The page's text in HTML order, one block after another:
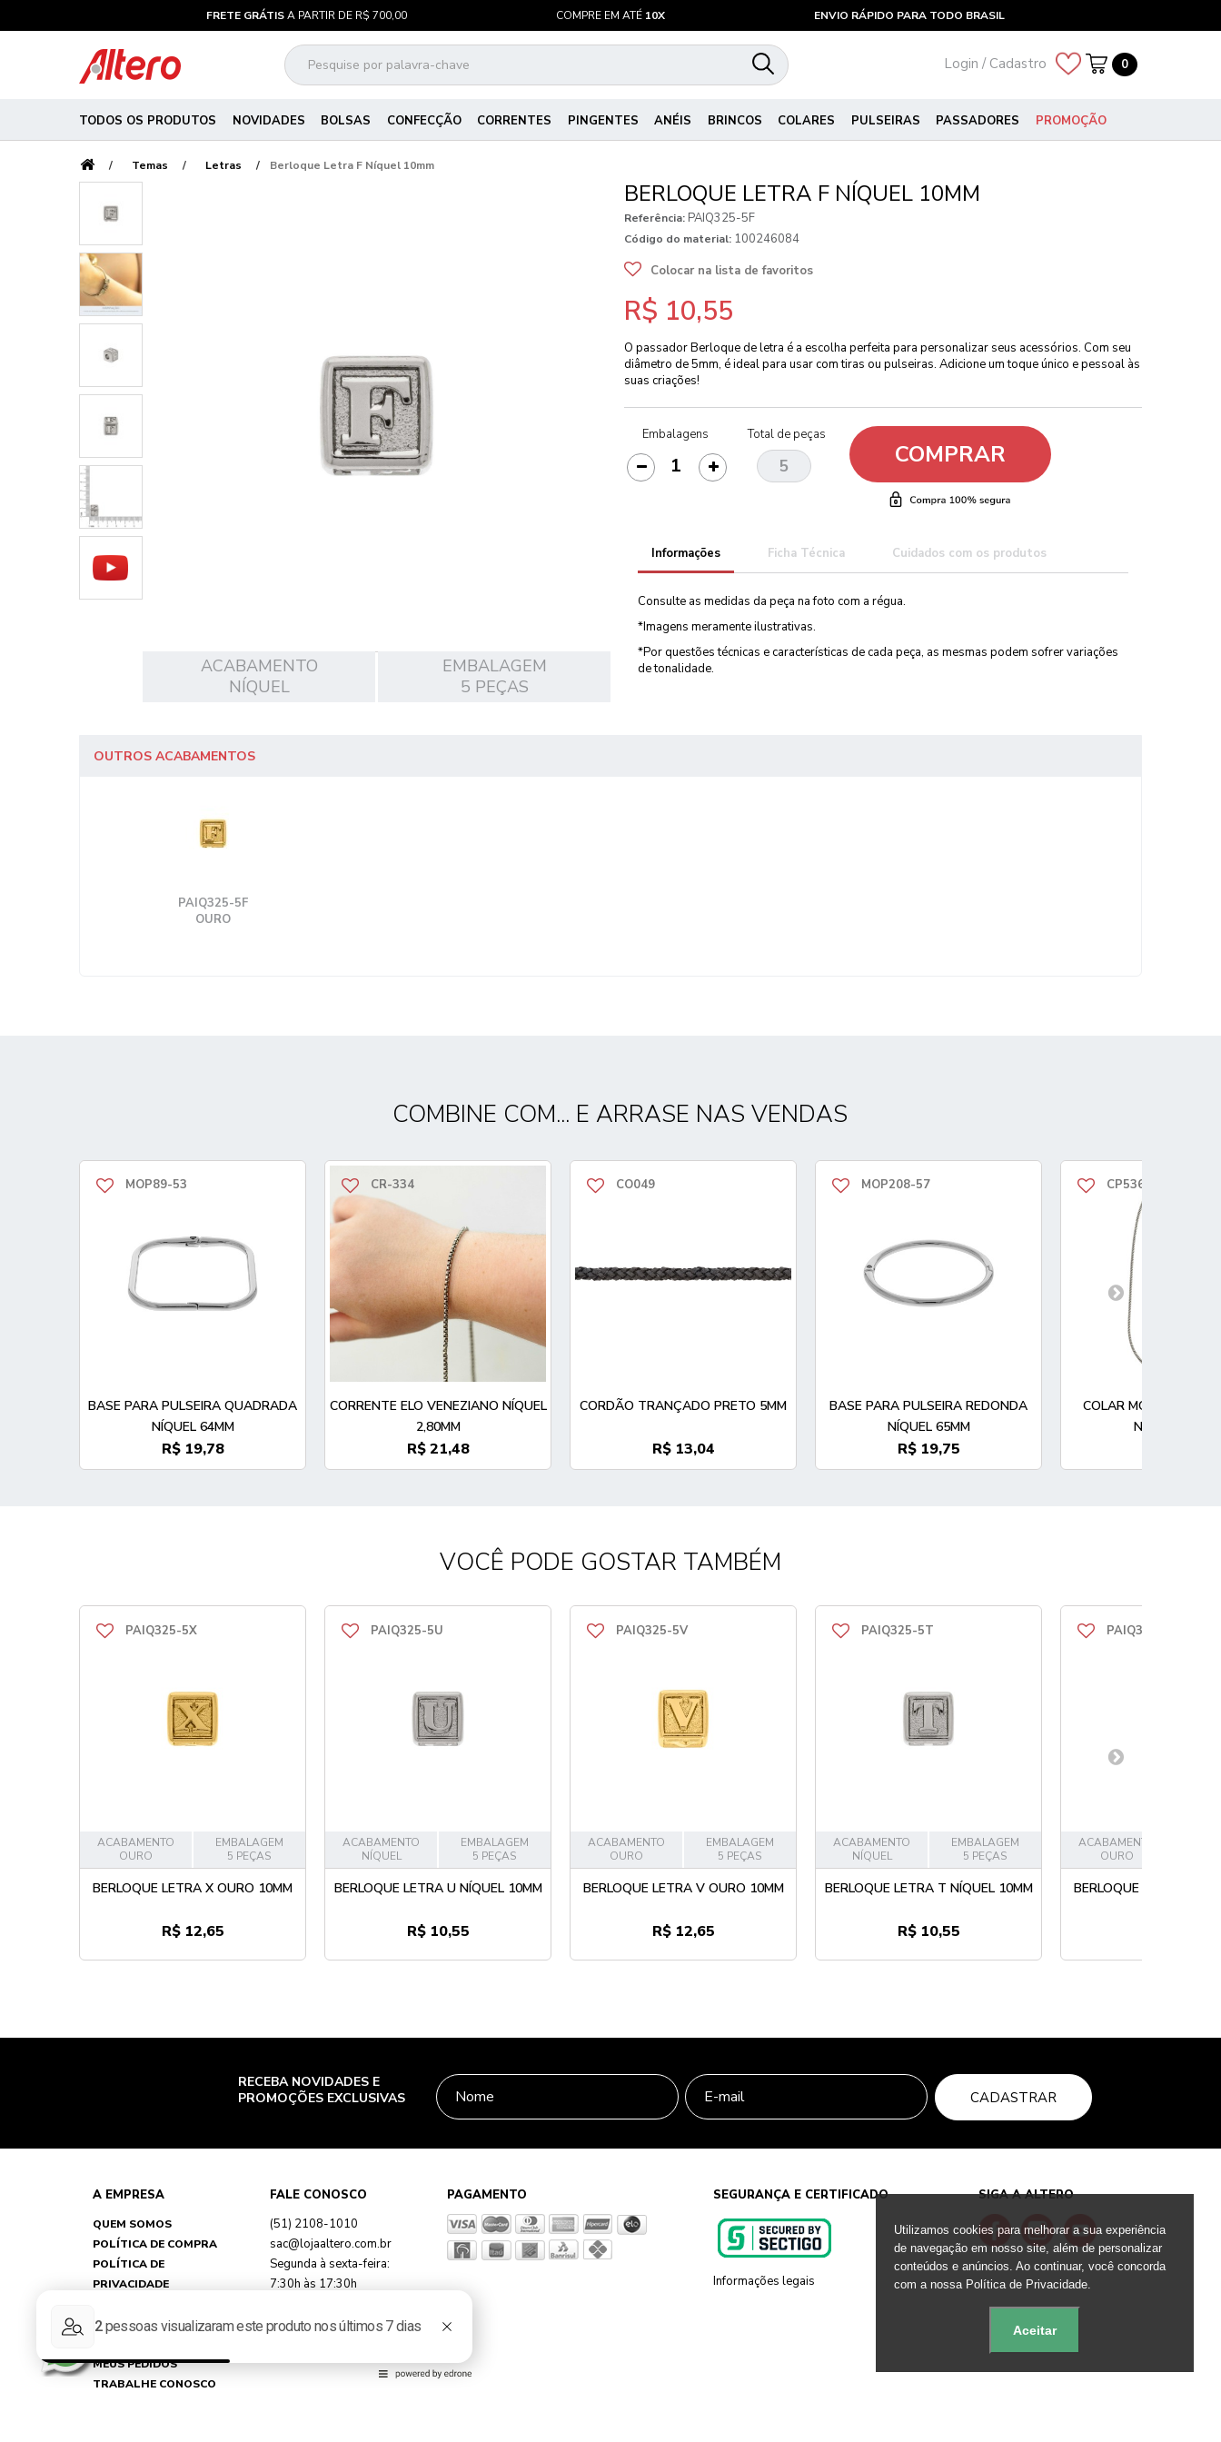
FRETE GRÁTISA PARTIR DE R$ 700,00 COMPRE EM ATÉ 10X ENVIO RÁPIDO PARA TODO BRASIL
Login / Cadastro 0
TODOS OS PRODUTOS NOVIDADES BOLSAS CONFECÇÃO CORRENTES PINGENTES ANÉIS BRINCOS COLARES PULSEIRAS PASSADORES PROMOÇÃO
Temas Letras Berloque Letra F Níquel 10mm
ACABAMENTO
NÍQUEL
EMBALAGEM
5 PEÇAS
BERLOQUE LETRA F NÍQUEL 10MM
Referência: PAIQ325-5F
Código do material: 100246084
Colocar na lista de favoritos
R$ 10,55
O passador Berloque de letra é a escolha perfeita para personalizar seus acessórios. Com seu
diâmetro de 5mm, é ideal para usar com tiras ou pulseiras. Adicione um toque único e pessoal às
suas criações!
Embalagens Total de peças
COMPRAR
Informações Ficha Técnica Cuidados com os produtos
Consulte as medidas da peça na foto com a régua.
*Imagens meramente ilustrativas.
*Por questões técnicas e características de cada peça, as mesmas podem sofrer variações
de tonalidade.
OUTROS ACABAMENTOS
PAIQ325-5F
OURO
COMBINE COM... E ARRASE NAS VENDAS
MOP89-53
BASE PARA PULSEIRA QUADRADA
NÍQUEL 64MM
R$ 19,78
CR-334
CORRENTE ELO VENEZIANO NÍQUEL
2,80MM
R$ 21,48
CO049
CORDÃO TRANÇADO PRETO 5MM
R$ 13,04
MOP208-57
BASE PARA PULSEIRA REDONDA
NÍQUEL 65MM
R$ 19,75
CP5365
COLAR MONTADO
NÍQUEL 40CM
VOCÊ PODE GOSTAR TAMBÉM
PAIQ325-5X
ACABAMENTO
OURO
EMBALAGEM
5 PEÇAS
BERLOQUE LETRA X OURO 10MM
R$ 12,65
PAIQ325-5U
ACABAMENTO
NÍQUEL
EMBALAGEM
5 PEÇAS
BERLOQUE LETRA U NÍQUEL 10MM
R$ 10,55
PAIQ325-5V
ACABAMENTO
OURO
EMBALAGEM
5 PEÇAS
BERLOQUE LETRA V OURO 10MM
R$ 12,65
PAIQ325-5T
ACABAMENTO
NÍQUEL
EMBALAGEM
5 PEÇAS
BERLOQUE LETRA T NÍQUEL 10MM
R$ 10,55
PAIQ325-5U
ACABAMENTO
OURO
BERLOQUE LETRA U
RECEBA NOVIDADES E
PROMOÇÕES EXCLUSIVAS
CADASTRAR
A EMPRESA
QUEM SOMOS
POLÍTICA DE COMPRA
POLÍTICA DE
PRIVACIDADE
FAQ
MEUS PEDIDOS
TRABALHE CONOSCO
FALE CONOSCO
(51) 2108-1010
sac@lojaaltero.com.br
Segunda à sexta-feira:
7:30h às 17:30h
PAGAMENTO SEGURANÇA E CERTIFICADO
Informações legais
SIGA A ALTERO
Utilizamos cookies para melhorar a sua experiência
de navegação em nosso site, além de personalizar
conteúdos e anúncios. Ao continuar, você concorda
com a nossa Política de Privacidade.
Aceitar